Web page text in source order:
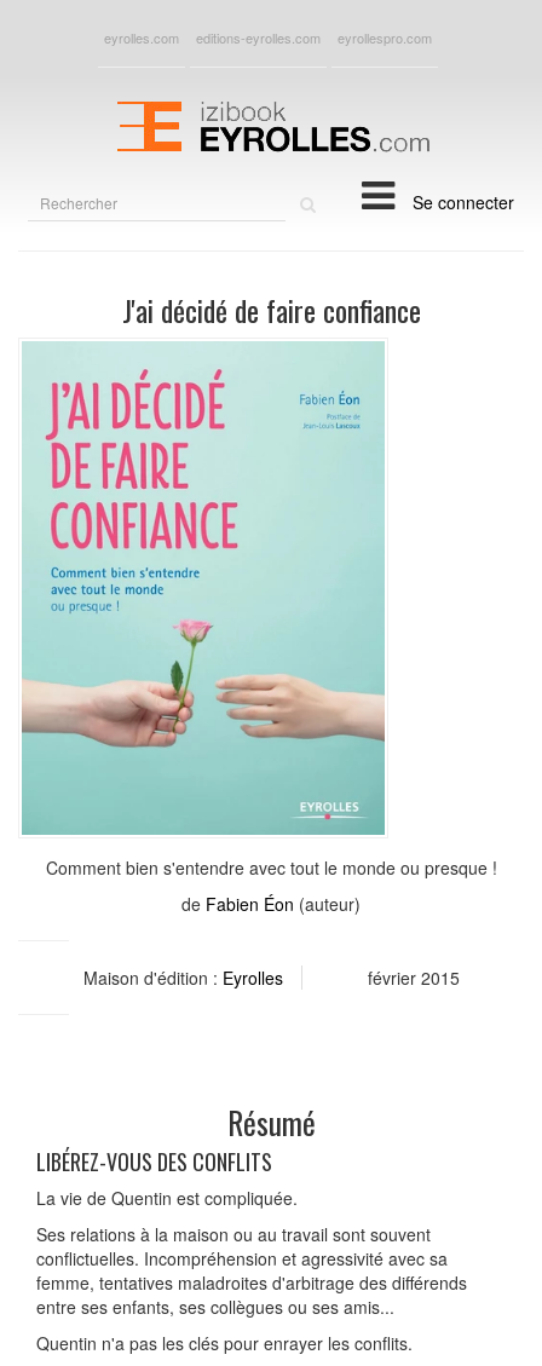
eyrolles.com editions-eyrolles.com eyrollespro.com
Se connecter
J'ai décidé de faire confiance
Comment bien s'entendre avec tout le monde ou presque !
de Fabien Éon (auteur)
Maison d'édition : Eyrolles février 2015
Résumé
LIBÉREZ-VOUS DES CONFLITS
La vie de Quentin est compliquée.
Ses relations à la maison ou au travail sont souvent
conflictuelles. Incompréhension et agressivité avec sa
femme, tentatives maladroites d'arbitrage des différends
entre ses enfants, ses collègues ou ses amis...
Quentin n'a pas les clés pour enrayer les conflits.